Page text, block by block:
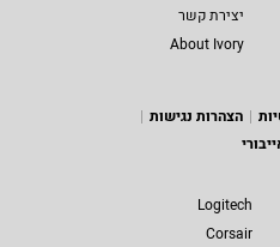
יצירת קשר
About Ivory
הצהרות נגישות
Logitech
Corsair